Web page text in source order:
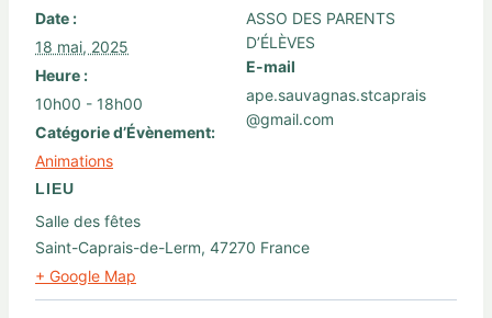
Date :
18 mai, 2025
Heure :
10h00 - 18h00
Catégorie d’Évènement:
Animations
LIEU
Salle des fêtes
Saint-Caprais-de-Lerm, 47270 France
+ Google Map
ASSO DES PARENTS
D’ÉLÈVES
E-mail
ape.sauvagnas.stcaprais
@gmail.com